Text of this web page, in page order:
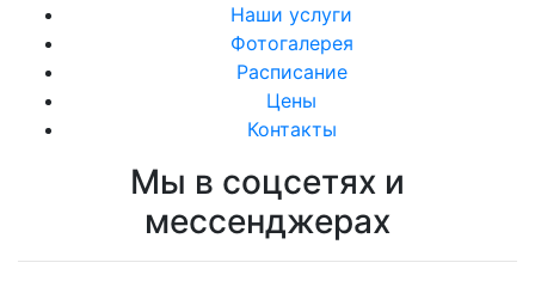
Наши услуги
Фотогалерея
Расписание
Цены
Контакты
Мы в соцсетях и
мессенджерах